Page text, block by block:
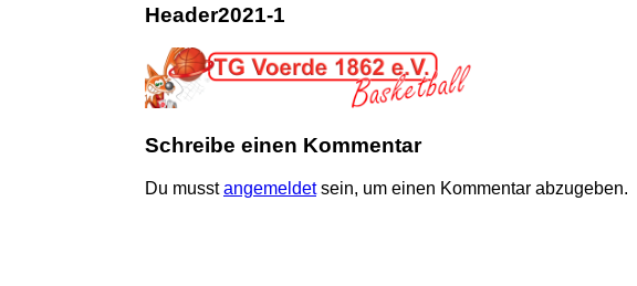
Header2021-1
Schreibe einen Kommentar
Du musstangemeldetsein, um einen Kommentar abzugeben.